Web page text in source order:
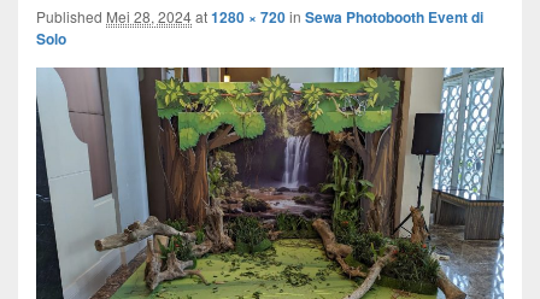
Published Mei 28, 2024at1280 × 720in Sewa Photobooth Event di
Solo